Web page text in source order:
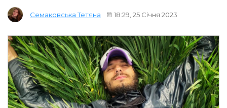
Семаковська Тетяна 18:29, 25 Січня 2023